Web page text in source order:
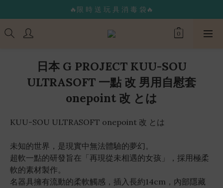
🔥限 時 送 玩 具 消 毒 袋🔥
🔥限 時 送 玩 具 消 毒 袋🔥
🌟365 天 全 年 無 休 天 天 出 貨🌟
🔥限 時 送 玩 具 消 毒 袋🔥
日本 G PROJECT KUU-SOU
ULTRASOFT 一點 改 男用自慰套
onepoint 改 とは
KUU-SOU ULTRASOFT onepoint 改 とは
未知的世界，是現實中無法體驗的夢幻。
超軟一點的研發旨在「再現從未相遇的女孩」，採用極柔
軟的素材製作。
名器具擁有流動的柔軟觸感，插入長約14cm，內部隱藏